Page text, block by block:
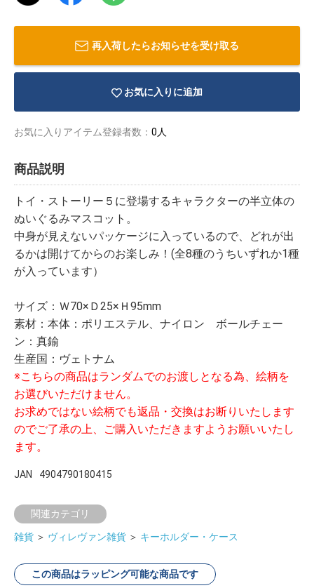
再入荷したらお知らせを受け取る
お気に入りに追加
お気に入りアイテム登録者数： 0人
商品説明
トイ・ストーリー５に登場するキャラクターの半立体の
ぬいぐるみマスコット。
中身が見えないパッケージに入っているので、どれが出
るかは開けてからのお楽しみ！(全8種のうちいずれか1種
が入っています）
サイズ：Ｗ70×Ｄ25×Ｈ95mm
素材：本体：ポリエステル、ナイロン ボールチェー
ン：真鍮
生産国：ヴェトナム
※こちらの商品はランダムでのお渡しとなる為、絵柄を
お選びいただけません。
お求めではない絵柄でも返品・交換はお断りいたします
のでご了承の上、ご購入いただきますようお願いいたし
ます。
JAN 4904790180415
関連カテゴリ
雑貨 ＞ ヴィレヴァン雑貨 ＞ キーホルダー・ケース
この商品はラッピング可能な商品です
イラストレ
ーター
アダルトグ
ッズ